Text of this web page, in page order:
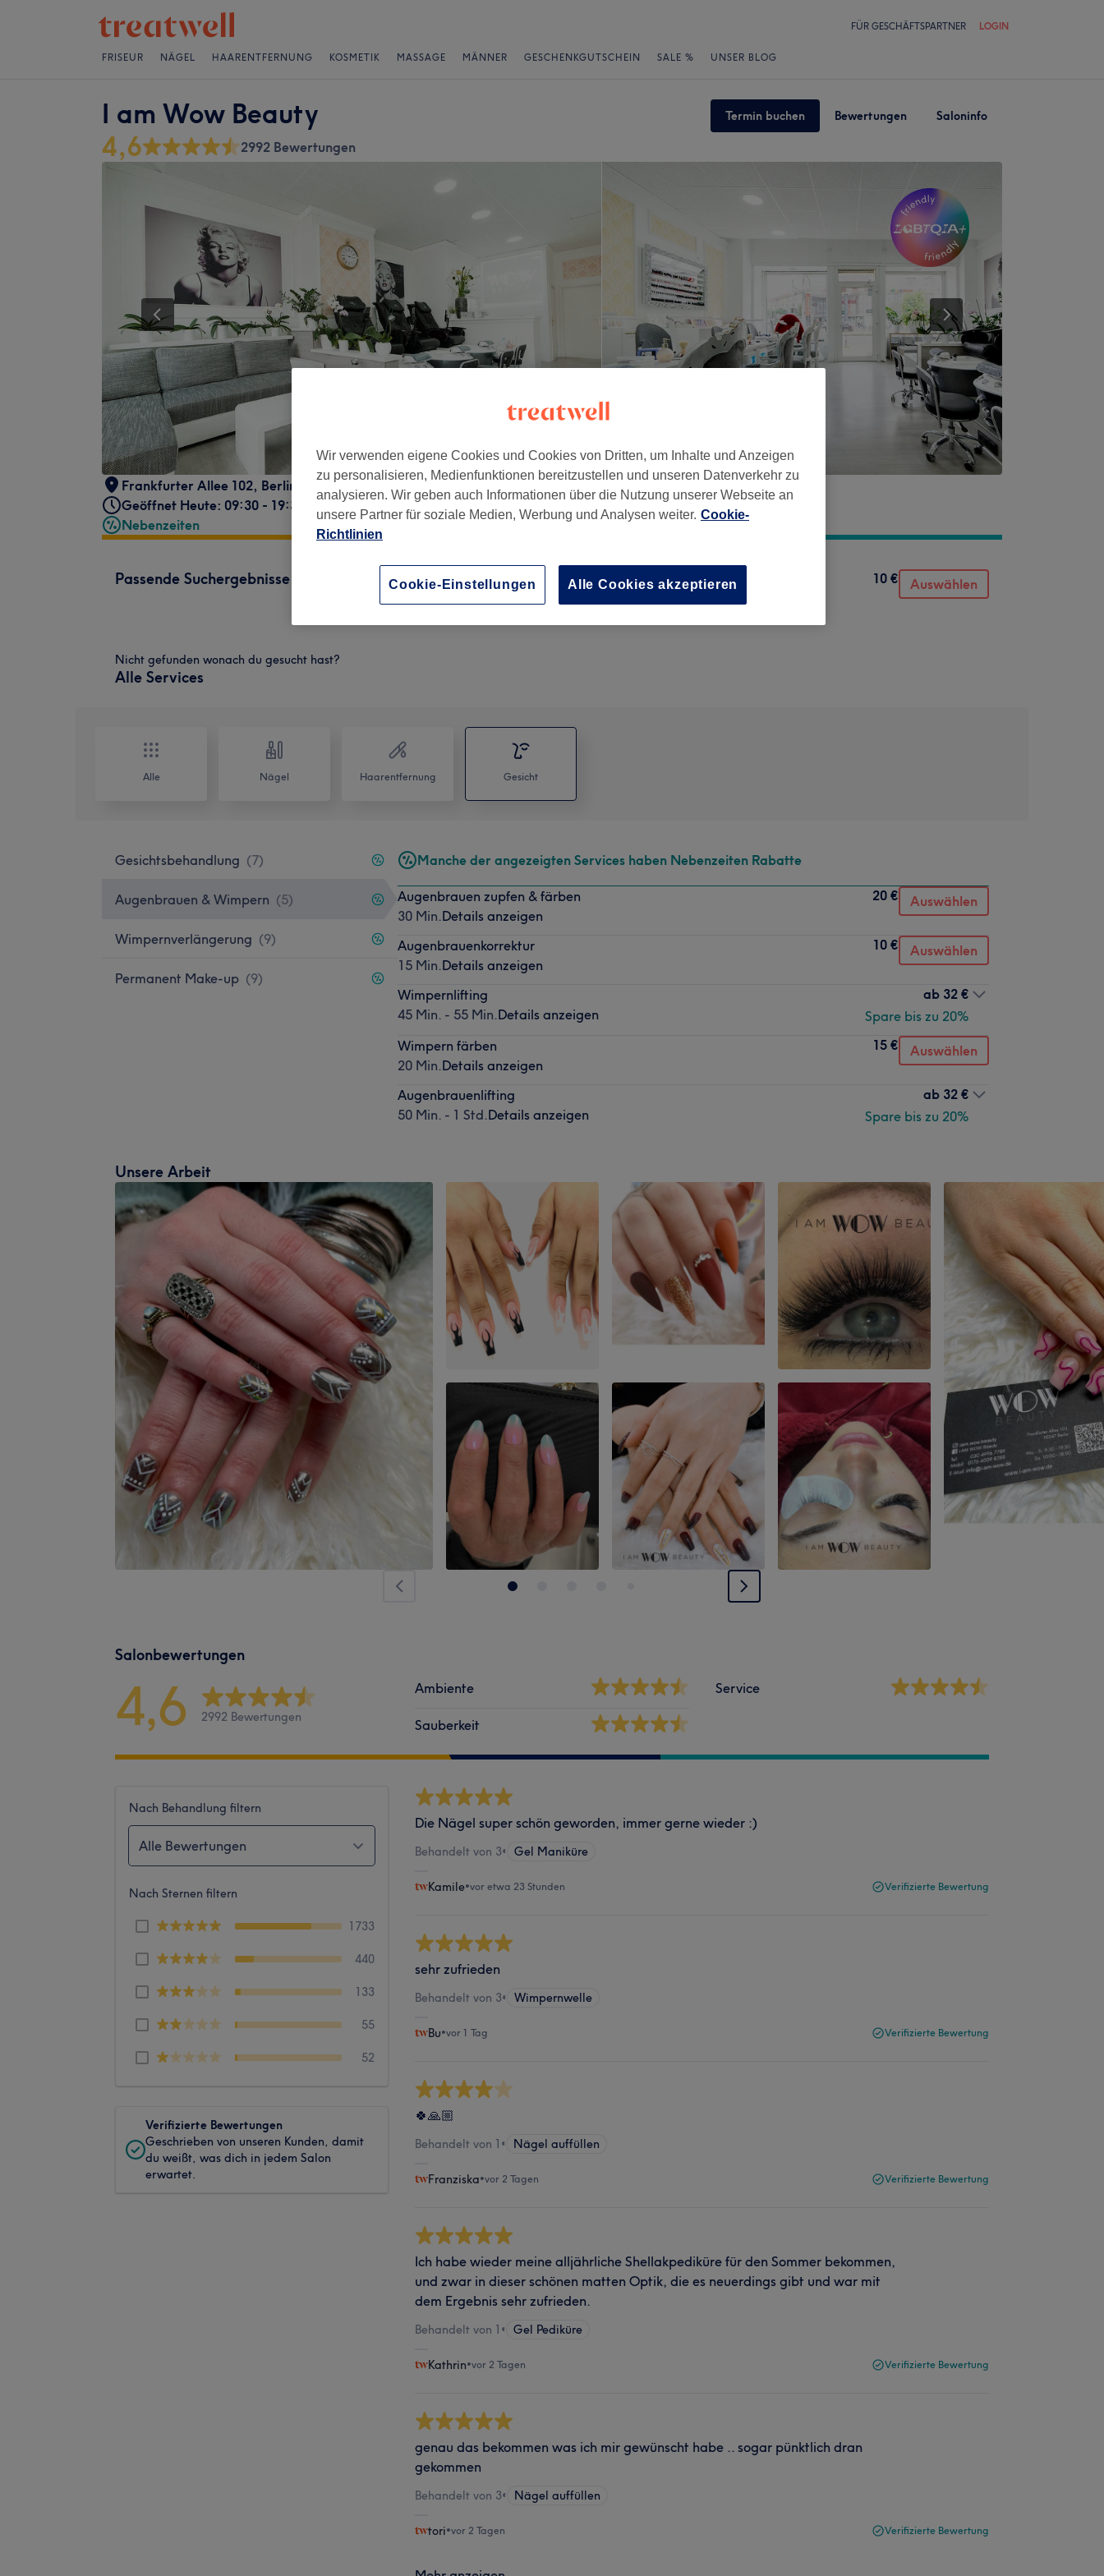
FÜR GESCHÄFTSPARTNER LOGIN
FRISEUR NÄGEL HAARENTFERNUNG KOSMETIK MASSAGE MÄNNER GESCHENKGUTSCHEIN SALE % UNSER BLOG
I am Wow Beauty Termin buchen Bewertungen Saloninfo
4,6 2992 Bewertungen
Frankfurter Allee 102, Berlin, Friedrichshain, 10247
Geöffnet Heute: 09:30 - 19:30
Nebenzeiten
Passende Suchergebnisse
Augenbrauenkorrektur
10 € Auswählen
Nicht gefunden wonach du gesucht hast?
Alle Services
Alle Nägel Haarentfernung Gesicht
Gesichtsbehandlung (7)
Augenbrauen & Wimpern (5)
Wimpernverlängerung (9)
Permanent Make-up (9)
Manche der angezeigten Services haben Nebenzeiten Rabatte
Augenbrauen zupfen & färben
30 Min.Details anzeigen
20 € Auswählen
Augenbrauenkorrektur
15 Min.Details anzeigen
10 € Auswählen
Wimpernlifting
45 Min. - 55 Min.Details anzeigen
ab 32 €
Spare bis zu 20%
Wimpern färben
20 Min.Details anzeigen
15 € Auswählen
Augenbrauenlifting
50 Min. - 1 Std.Details anzeigen
ab 32 €
Spare bis zu 20%
Unsere Arbeit
Salonbewertungen
4,6 2992 Bewertungen
Ambiente
Sauberkeit
Service
Nach Behandlung filtern
Alle Bewertungen
Nach Sternen filtern
1733
440
133
55
52
Verifizierte Bewertungen
Geschrieben von unseren Kunden, damit
du weißt, was dich in jedem Salon
erwartet.
Die Nägel super schön geworden, immer gerne wieder :)
Behandelt von 3• Gel Maniküre
Kamile•vor etwa 23 Stunden Verifizierte Bewertung
sehr zufrieden
Behandelt von 3• Wimpernwelle
Bu•vor 1 Tag Verifizierte Bewertung
🍀🙏🏼
Behandelt von 1 • Nägel auffüllen
Franziska•vor 2 Tagen Verifizierte Bewertung
Ich habe wieder meine alljährliche Shellakpediküre für den Sommer bekommen,
und zwar in dieser schönen matten Optik, die es neuerdings gibt und war mit
dem Ergebnis sehr zufrieden.
Behandelt von 1 • Gel Pediküre
Kathrin•vor 2 Tagen Verifizierte Bewertung
genau das bekommen was ich mir gewünscht habe .. sogar pünktlich dran
gekommen
Behandelt von 3• Nägel auffüllen
tori•vor 2 Tagen Verifizierte Bewertung
Wir verwenden eigene Cookies und Cookies von Dritten, um Inhalte und Anzeigen
zu personalisieren, Medienfunktionen bereitzustellen und unseren Datenverkehr zu
analysieren. Wir geben auch Informationen über die Nutzung unserer Webseite an
unsere Partner für soziale Medien, Werbung und Analysen weiter. Cookie-
Richtlinien
Cookie-Einstellungen Alle Cookies akzeptieren